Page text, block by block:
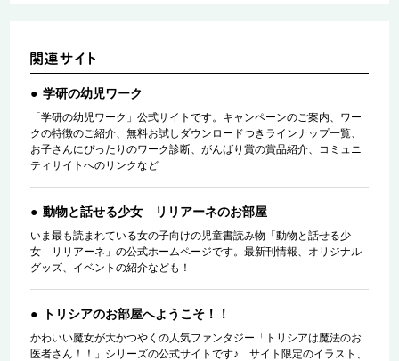
学研の幼児ワーク
「学研の幼児ワーク」公式サイトです。キャンペーンのご案内、ワー
クの特徴のご紹介、無料お試しダウンロードつきラインナップ一覧、
お子さんにぴったりのワーク診断、がんばり賞の賞品紹介、コミュニ
ティサイトへのリンクなど
動物と話せる少女 リリアーネのお部屋
いま最も読まれている女の子向けの児童書読み物「動物と話せる少
女 リリアーネ」の公式ホームページです。最新刊情報、オリジナル
グッズ、イベントの紹介なども！
トリシアのお部屋へようこそ！！
かわいい魔女が大かつやくの人気ファンタジー「トリシアは魔法のお
医者さん！！」シリーズの公式サイトです♪ サイト限定のイラスト、